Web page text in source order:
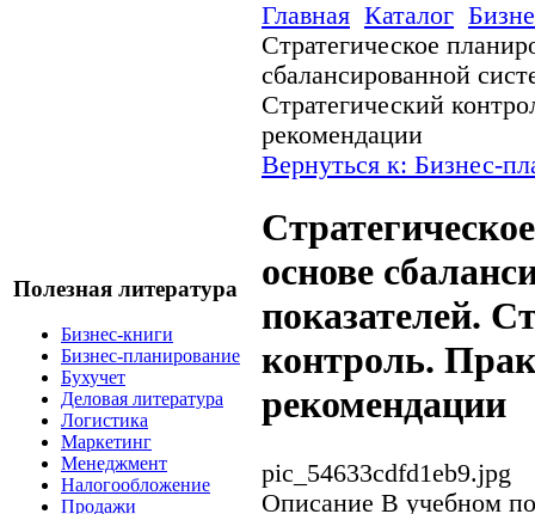
Полезная литература
Бизнес-книги
Бизнес-планирование
Бухучет
Деловая литература
Логистика
Маркетинг
Менеджмент
Налогообложение
Продажи
Главная Каталог
Стратегическое
сбалансированной
Стратегический
рекомендации
Вернуться к: Бизнес-
основе
показателей.
контроль.
рекомендации
pic_54633cdfd1eb9.jpg
Описание В учебном